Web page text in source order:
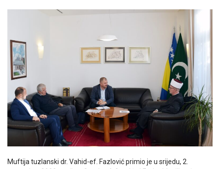
Muftija tuzlanski dr. Vahid-ef. Fazlović primio je u srijedu, 2.